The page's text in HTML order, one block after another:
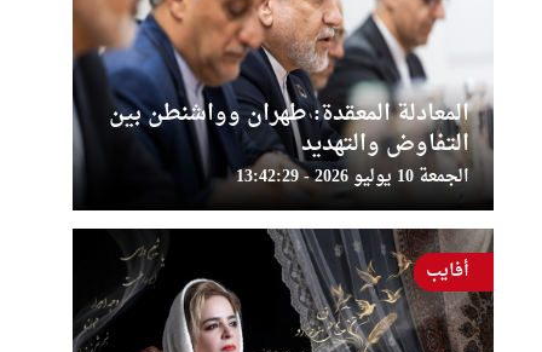
المعادلة المعقدة: طهران وواشنطن بين
التفاوض والتهديد
الجمعة 10 يوليو 2026 - 13:42:29
أفايب